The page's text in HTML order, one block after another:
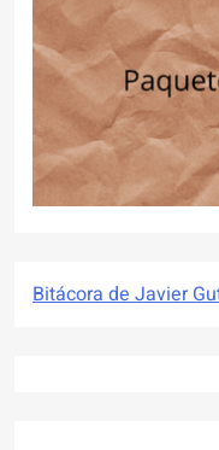
Bitácora de Javier